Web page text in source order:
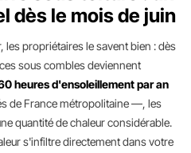
dès le mois de juin
les propriétaires le savent bien : dès
sous combles deviennent
heures d'ensoleillement par an
de France métropolitaine —, les
quantité de chaleur considérable.
s'infiltre directement dans votre